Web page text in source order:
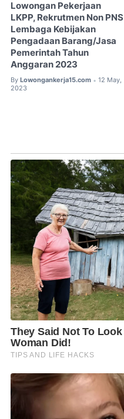
Lowongan Pekerjaan
LKPP, Rekrutmen Non PNS
Lembaga Kebijakan
Pengadaan Barang/Jasa
Pemerintah Tahun
Anggaran 2023
By Lowongankerja15.com • 12 May,
2023